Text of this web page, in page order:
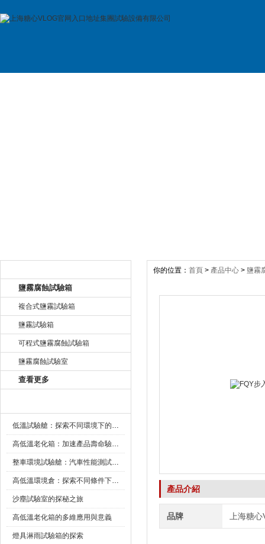
鹽霧腐蝕試驗箱
複合式鹽霧試驗箱
鹽霧試驗箱
可程式鹽霧腐蝕試驗箱
鹽霧腐蝕試驗室
查看更多
低溫試驗艙：探索不同環境下的科技邊界
高低溫老化箱：加速產品壽命驗證的可靠夥伴
整車環境試驗艙：汽車性能測試的設備
高低溫環境倉：探索不同條件下的科學奧秘
沙塵試驗室的探秘之旅
高低溫老化箱的多維應用與意義
燈具淋雨試驗箱的探索
你的位置： 首頁 > 產品中心 > 鹽霧
產品介紹
品牌 上海糖